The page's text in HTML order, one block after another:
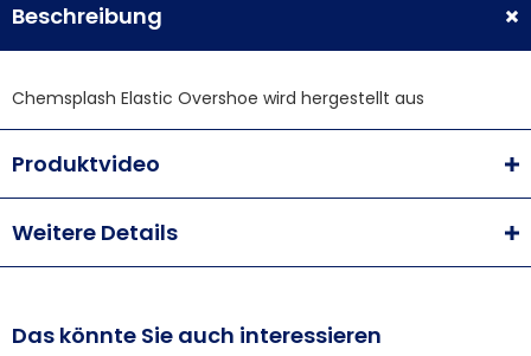
Beschreibung
Chemsplash Elastic Overshoe wird hergestellt aus
Produktvideo
Weitere Details
Das könnte Sie auch interessieren